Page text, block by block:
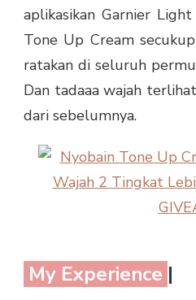
aplikasikan Garnier
Tone Up Cream
ratakan di seluruh
Dan tadaaa wajah
dari sebelumnya.
My Experience |